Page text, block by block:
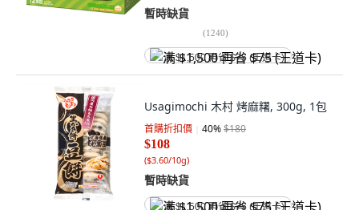
暫時缺貨
(1240)
满 $1,500 再省 $75 (王道卡)
Usagimochi 木村 烤麻糬, 300g, 1包
首購折扣價 40%$180
$108
($3.60/10g)
暫時缺貨
满 $1,500 再省 $75 (王道卡)